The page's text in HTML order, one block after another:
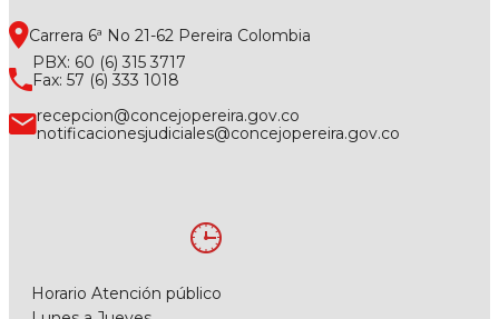
Carrera 6ª No 21-62 Pereira Colombia
PBX: 60 (6) 315 3717
Fax: 57 (6) 333 1018
recepcion@concejopereira.gov.co
notificacionesjudiciales@concejopereira.gov.co
Horario Atención público